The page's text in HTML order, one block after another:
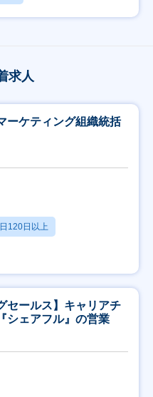
求人
ーケティング組織統括
120日以上
ールス】キャリアチ
シェアフル』の営業